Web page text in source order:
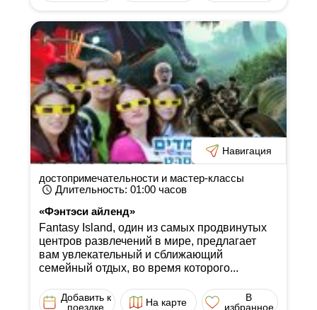
Навигация
достопримечательности и мастер-классы
Длительность: 01:00часов
«Фэнтэси айленд»
Fantasy Island, один из самых продвинутых
центров развлечений в мире, предлагает
вам увлекательный и сближающий
семейный отдых, во время которого...
Добавить к
поездке
На карте
В
избранное